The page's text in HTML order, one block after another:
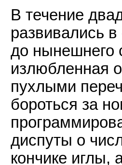
В течение
развивались
до нынешнего
излюбленная
пухлыми
бороться за
диспуты о
кончике